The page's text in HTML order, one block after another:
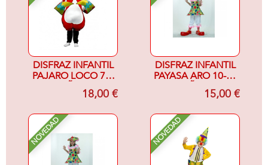
DISFRAZ INFANTIL
PAJARO LOCO 7-9
AÑOS18,00 €
DISFRAZ INFANTIL
PAYASA ARO 10-12
AÑOS15,00 €
NOVEDAD NOVEDAD